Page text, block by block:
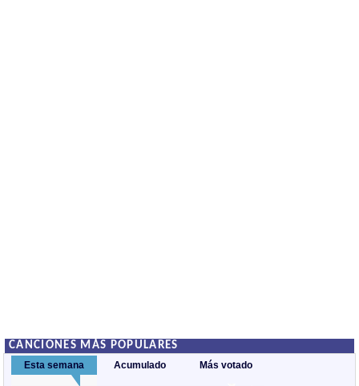
CANCIONES MÁS POPULARES
Esta semana Acumulado Más votado